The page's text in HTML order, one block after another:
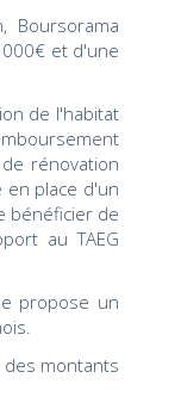
Boursorama
et d'une
de l'habitat
rénovation
en place d'un
bénéficier de
au TAEG
propose un
montants